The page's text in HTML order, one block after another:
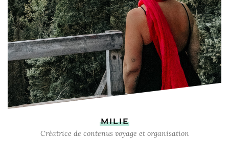
MILIE
Créatrice de contenus voyage et organisation